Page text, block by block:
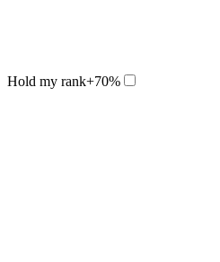
Hold my rank+70%